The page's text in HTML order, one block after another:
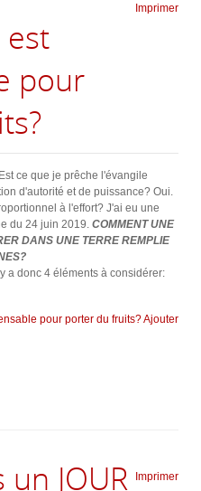
Imprimer
est
pour
ce que je prêche l'évangile
d'autorité et de puissance? Oui.
à l'effort? J'ai eu une
du 24 juin 2019. COMMENT UNE
DANS UNE TERRE REMPLIE
a donc 4 éléments à considérer:
pour porter du fruits?Ajouter
Imprimer
JOUR